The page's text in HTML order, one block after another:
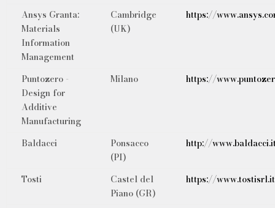
Ansys Granta:
Materials
Information
Management
Cambridge
(UK)
https://
Puntozero -
Design for
Additive
Manufacturing
Milano https://
Baldacci
Ponsacco
(PI)
http://
Tosti
Castel del
Piano (GR)
https://